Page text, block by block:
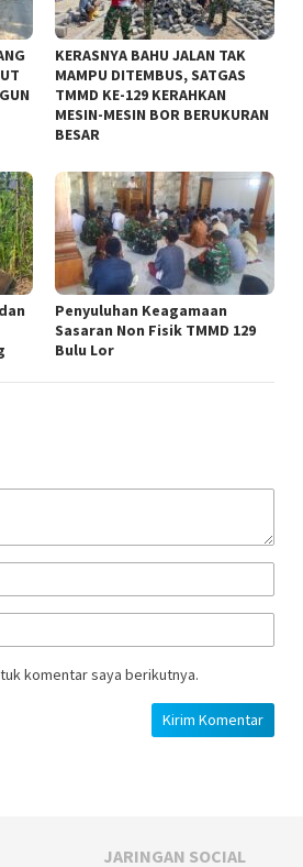
KERASNYA BAHU JALAN TAK
MAMPU DITEMBUS, SATGAS
TMMD KE-129 KERAHKAN
MESIN-MESIN BOR BERUKURAN
BESAR
Penyuluhan Keagamaan
Sasaran Non Fisik TMMD 129
Bulu Lor
komentar saya berikutnya.
JARINGAN SOCIAL